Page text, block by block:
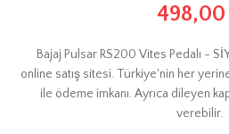
Bajaj Pulsar RS200 Vites Pedalı -
online satış sitesi. Türkiye'nin her
ile ödeme imkanı. Ayrıca dileyen
verebilir.